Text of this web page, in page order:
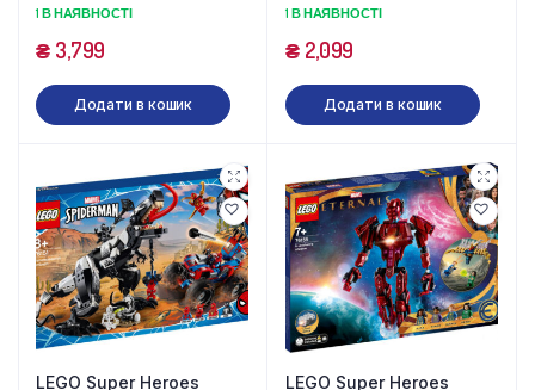
1 В НАЯВНОСТІ
₴3,799
Додати в кошик
(148 деталей)
1 В НАЯВНОСТІ
₴2,099
Додати в кошик
LEGO Super Heroes
LEGO Super Heroes